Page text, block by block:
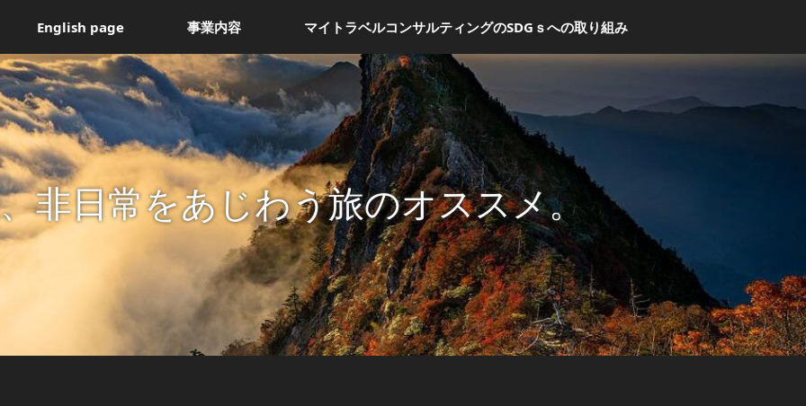
English page 事業内容 マイトラベルコンサルティングのSDGｓへの取り組み
非日常をあじわう旅のオススメ。